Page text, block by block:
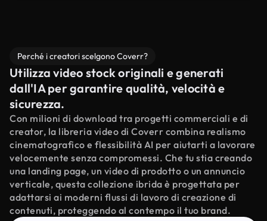
Perché i creatori scelgono Coverr?
Utilizza video stock originali e generati
dall'IA per garantire qualità, velocità e
sicurezza.
Con milioni di download tra progetti commerciali e di
creator, la libreria video di Coverr combina realismo
cinematografico e flessibilità AI per aiutarti a lavorare
velocemente senza compromessi. Che tu stia creando
una landing page, un video di prodotto o un annuncio
verticale, questa collezione ibrida è progettata per
adattarsi ai moderni flussi di lavoro di creazione di
contenuti, proteggendo al contempo il tuo brand.